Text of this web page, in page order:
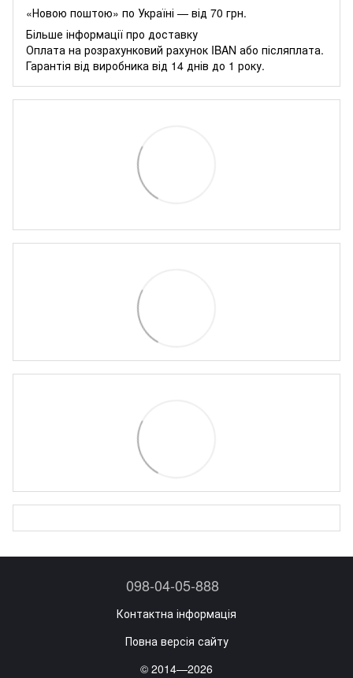
«Новою поштою» по Україні — від 70 грн.
Більше інформації про доставку
Оплата на розрахунковий рахунок IBAN або післяплата.
Гарантія від виробника від 14 днів до 1 року.
098-04-05-888
Контактна інформація
Повна версія сайту
© 2014—2026